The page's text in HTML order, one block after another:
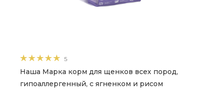
5
Наша Марка корм для щенков всех пород,
гипоаллергенный, с ягненком и рисом